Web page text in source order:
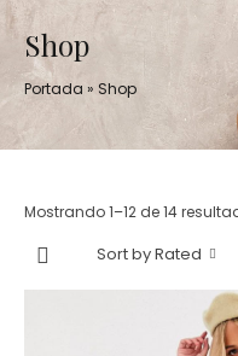
Shop
Portada » Shop
Mostrando 1–12 de 14
Sort by Rated